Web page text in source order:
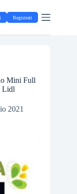
Registrati
Mini Full
Lidl
2021